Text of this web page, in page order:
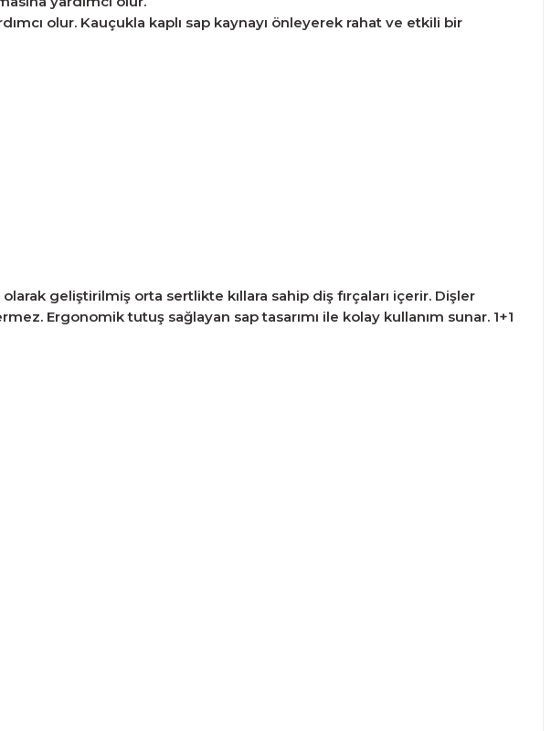
olur. Kauçukla kaplı sap kaynayı önleyerek rahat ve etkili bir
geliştirilmiş orta sertlikte kıllara sahip diş fırçaları içerir. Dişler
Ergonomik tutuş sağlayan sap tasarımı ile kolay kullanım sunar. 1+1